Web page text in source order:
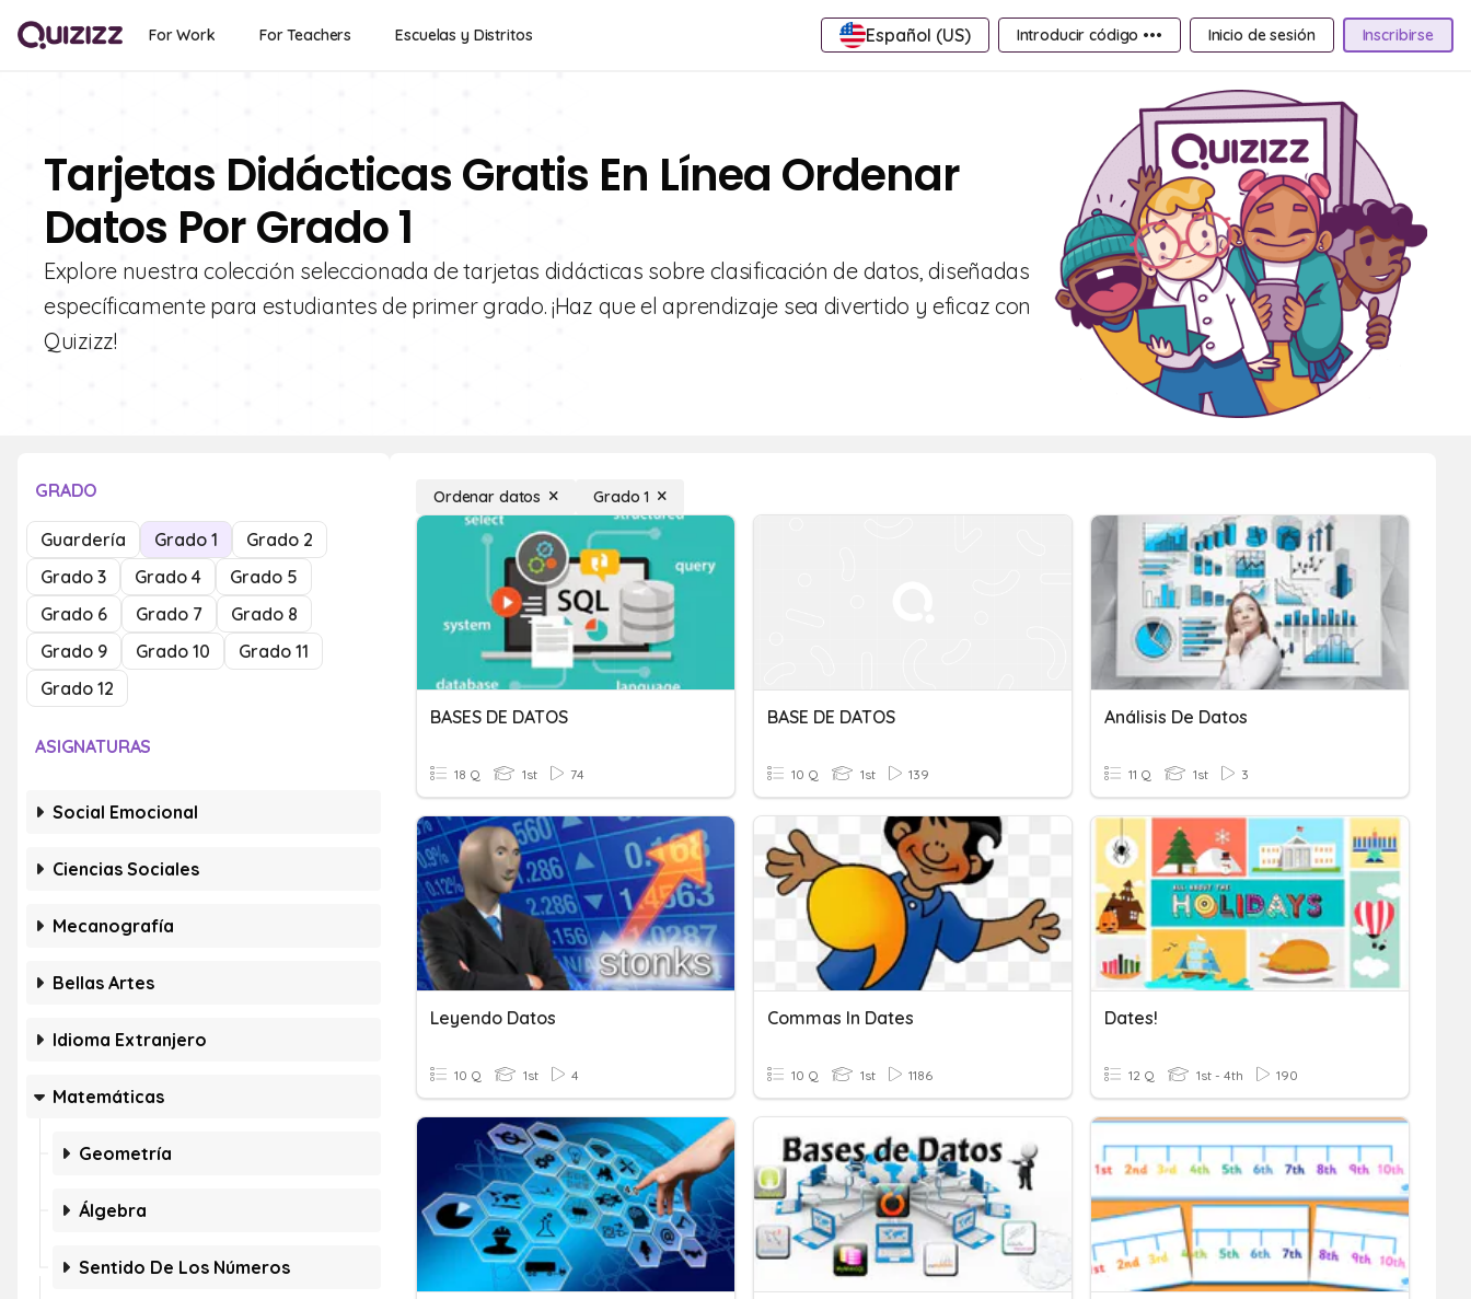
For Work For Teachers Escuelas y Distritos Español (US) Introducir código ••• Inicio de sesión Inscribirse
Tarjetas Didácticas Gratis En Línea Ordenar
Datos Por Grado 1
Explore nuestra colección seleccionada de tarjetas didácticas sobre clasificación de datos, diseñadas
específicamente para estudiantes de primer grado. ¡Haz que el aprendizaje sea divertido y eficaz con
Quizizz!
GRADO
Guardería Grado 1
Grado 2
Grado 3
Grado 4
Grado 5
Grado 6
Grado 7
Grado 8
Grado 9
Grado 10
Grado 11
Grado 12
ASIGNATURAS
Social Emocional
Ciencias Sociales
Mecanografía
Bellas Artes
Idioma Extranjero
Matemáticas
Geometría
Álgebra
Sentido De Los Números
Ordenar datos Grado 1
BASES DE DATOS
18 Q 1st 74
BASE DE DATOS
10 Q 1st 139
Análisis De Datos
11 Q 1st 3
Leyendo Datos
10 Q 1st 4
Commas In Dates
10 Q 1st 1186
Dates!
12 Q 1st - 4th 190